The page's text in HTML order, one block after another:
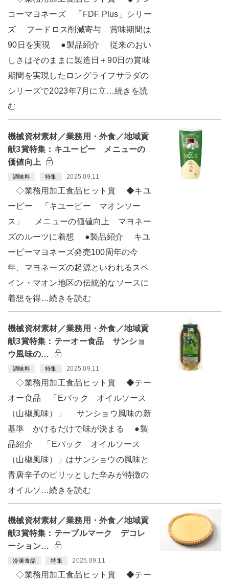
コーマヨネーズ 「FDF Plus」シリー
ズ フードロス削減寄与 賞味期間は
90日を実現 ●製品紹介 従来のおい
しさはそのままに製造日＋90日の賞味
期間を実現したロングライフサラダの
シリーズで2023年7月に立…続きを読
む
機械資材素材／業務用・外食／地域貢
献3賞特集：キユーピー メニューの
価値向上
調味料 特集 2025.09.11
◇業務用加工食品ヒット賞 ◆キユ
ーピー 「キユーピー マオンソー
ス」 メニューの価値向上 マヨネー
ズのルーツに着想 ●製品紹介 キユ
ーピーマヨネーズ発売100周年の今
年、マヨネーズの起源といわれるスペ
イン・マオン地区の伝統的なソースに
着想を得…続きを読む
機械資材素材／業務用・外食／地域貢
献3賞特集：テーオー食品 サンショ
ウ風味の…
調味料 特集 2025.09.11
◇業務用加工食品ヒット賞 ◆テー
オー食品 「Eパック オイルソース
（山椒風味）」 サンショウ風味の新
基準 かけるだけで味が決まる ●製
品紹介 「Eパック オイルソース
（山椒風味）」はサンショウの風味と
青唐辛子のピリッとした辛みが特徴の
オイルソ…続きを読む
機械資材素材／業務用・外食／地域貢
献3賞特集：テーブルマーク デコレ
ーション…
冷凍食品 特集 2025.09.11
◇業務用加工食品ヒット賞 ◆テー